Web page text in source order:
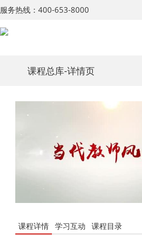
服务热线：400-653-8000
课程总库-详情页
课程详情 学习互动 课程目录